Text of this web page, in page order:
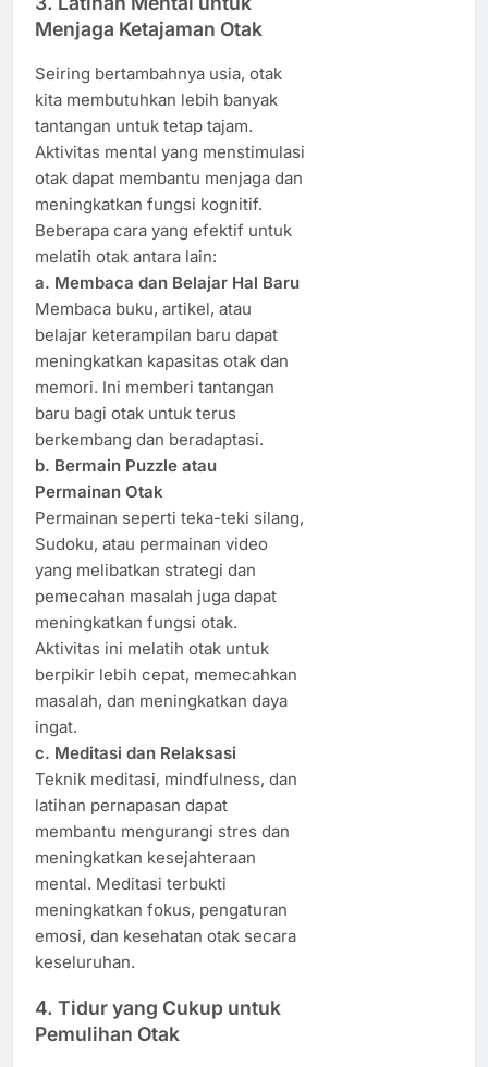
Menjaga Ketajaman Otak
Seiring bertambahnya usia, otak
kita membutuhkan lebih banyak
tantangan untuk tetap tajam.
Aktivitas mental yang menstimulasi
otak dapat membantu menjaga dan
meningkatkan fungsi kognitif.
Beberapa cara yang efektif untuk
melatih otak antara lain:
a. Membaca dan Belajar Hal Baru
Membaca buku, artikel, atau
belajar keterampilan baru dapat
meningkatkan kapasitas otak dan
memori. Ini memberi tantangan
baru bagi otak untuk terus
berkembang dan beradaptasi.
b. Bermain Puzzle atau
Permainan Otak
Permainan seperti teka-teki silang,
Sudoku, atau permainan video
yang melibatkan strategi dan
pemecahan masalah juga dapat
meningkatkan fungsi otak.
Aktivitas ini melatih otak untuk
berpikir lebih cepat, memecahkan
masalah, dan meningkatkan daya
ingat.
c. Meditasi dan Relaksasi
Teknik meditasi, mindfulness, dan
latihan pernapasan dapat
membantu mengurangi stres dan
meningkatkan kesejahteraan
mental. Meditasi terbukti
meningkatkan fokus, pengaturan
emosi, dan kesehatan otak secara
keseluruhan.
4. Tidur yang Cukup untuk
Pemulihan Otak